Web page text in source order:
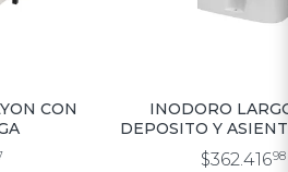
CON
INODORO
DEPOSITO Y
AMALFI
$362.41698